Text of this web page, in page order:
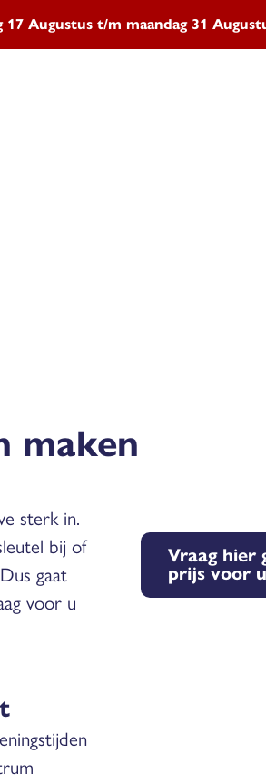
Augustus t/m maandag 31
maken
sterk in.
bij of
gaat
voor u
Vraag hier
prijs voor